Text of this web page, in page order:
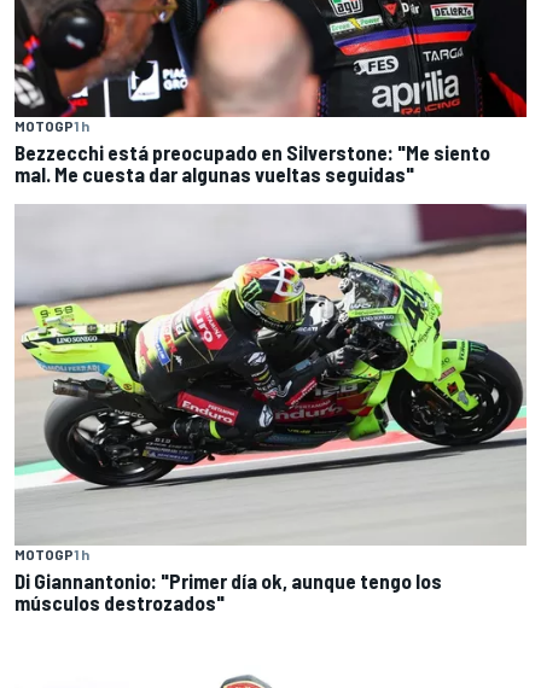
MOTOGP1 h
Bezzecchi está preocupado en Silverstone: "Me siento
mal. Me cuesta dar algunas vueltas seguidas"
MOTOGP1 h
Di Giannantonio: "Primer día ok, aunque tengo los
músculos destrozados"